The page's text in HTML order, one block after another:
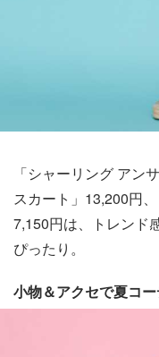
「シャーリング アン
スカート」13,200円
7,150円は、トレンド
ぴったり。
小物＆アクセで夏コ